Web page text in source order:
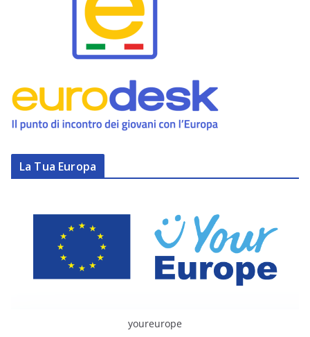
La Tua Europa
youreurope